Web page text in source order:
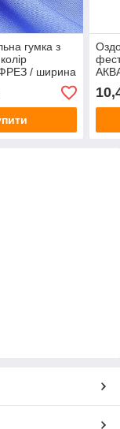
гумка з
/ ширина
від 1
см /